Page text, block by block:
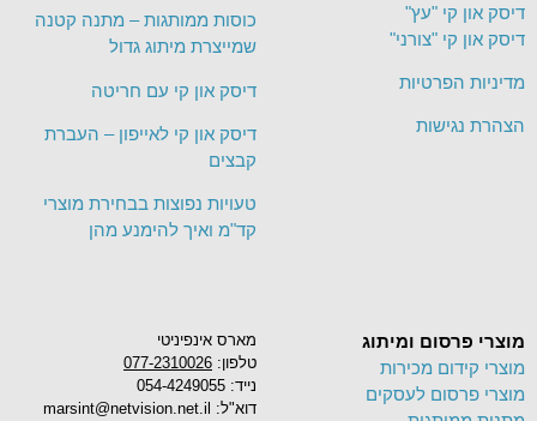
מארס אינפיניטי
טלפון: 077-2310026
נייד: 054-4249055
דוא"ל: marsint@netvision.net.il
מוצרי פרסום ומיתוג
מוצרי קידום מכירות
מוצרי פרסום לעסקים
כוסות ממותגות – מתנה קטנה
שמייצרת מיתוג גדול
דיסק און קי עם חריטה
דיסק און קי לאייפון – העברת
קבצים
טעויות נפוצות בבחירת מוצרי
קד"מ ואיך להימנע מהן
דיסק און קי "עץ"
דיסק און קי "צורני"
מדיניות הפרטיות
הצהרת נגישות